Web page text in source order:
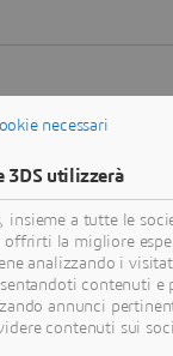
necessari
3DS utilizzerà
insieme a tutte le
la migliore
analizzando i
contenuti e
annunci
contenuti sui